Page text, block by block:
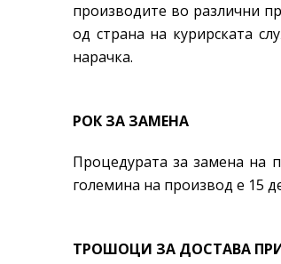
производите во различни
од страна на курирската
нарачка.
РОК ЗА ЗАМЕНА
Процедурата за замена на
големина на производ е 15
ТРОШОЦИ ЗА ДОСТАВА